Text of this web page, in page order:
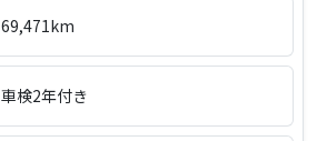
69,471km
車検2年付き